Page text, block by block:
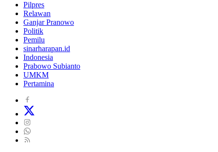
Pilpres
Relawan
Ganjar Pranowo
Politik
Pemilu
sinarharapan.id
Indonesia
Prabowo Subianto
UMKM
Pertamina